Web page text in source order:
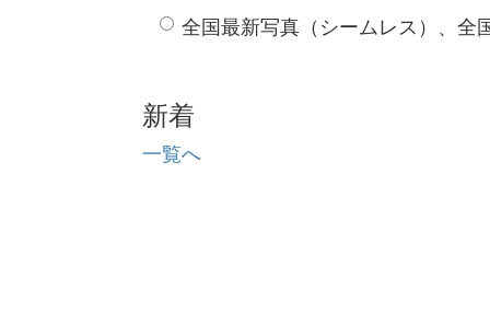
全国最新写真（シームレス）、全
新着
一覧へ